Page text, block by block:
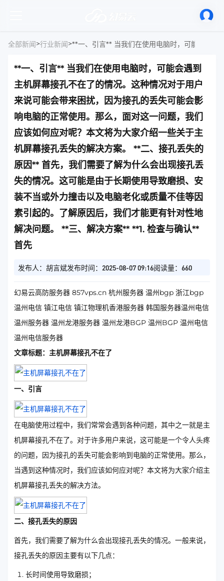
全部新闻>行业新闻>
**一、引言** 当我们在使用电脑时，可能会遇到
主机屏幕接孔不在了的情况。这种情况对于用户
来说可能会带来困扰，因为接孔的丢失可能会影
响电脑的正常使用。那么，面对这一问题，我们
应该如何应对呢？本文将为大家介绍一些关于主
机屏幕接孔丢失的解决方案。 **二、接孔丢失的
原因** 首先，我们需要了解为什么会出现接孔丢
失的情况。这可能是由于长期使用导致磨损、安
装不当或外力撞击以及电脑老化或质量不佳等因
素引起的。了解原因后，我们才能更有针对性地
解决问题。 **三、解决方案** **1. 检查与确认**
首先
发布人：胡言斌发布时间：2025-08-07 09:16阅读量：660
幻易云高防服务器 857vps.cn 杭州服务器 温州bgp 浙江bgp
温州电信 镇江电信 镇江物理机香港服务器 韩国服务器温州电信
温州服务器 温州龙港服务器 温州龙港BGP 温州BGP 温州电信
温州电信服务器
文章标题：主机屏幕接孔不在了
一、引言
在电脑使用过程中，我们常常会遇到各种问题，其中之一就是主
机屏幕接孔不在了。对于许多用户来说，这可能是一个令人头疼
的问题，因为接孔的丢失可能会影响到电脑的正常使用。那么，
当遇到这种情况时，我们应该如何应对呢？本文将为大家介绍主
机屏幕接孔丢失的解决方法。
二、接孔丢失的原因
首先，我们需要了解为什么会出现接孔丢失的情况。一般来说，
接孔丢失的原因主要有以下几点：
长时间使用导致磨损；